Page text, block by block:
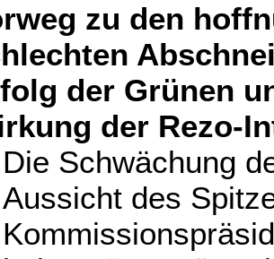
zu den
der Grünen
der Rezo-
Die Schwächung
Aussicht des